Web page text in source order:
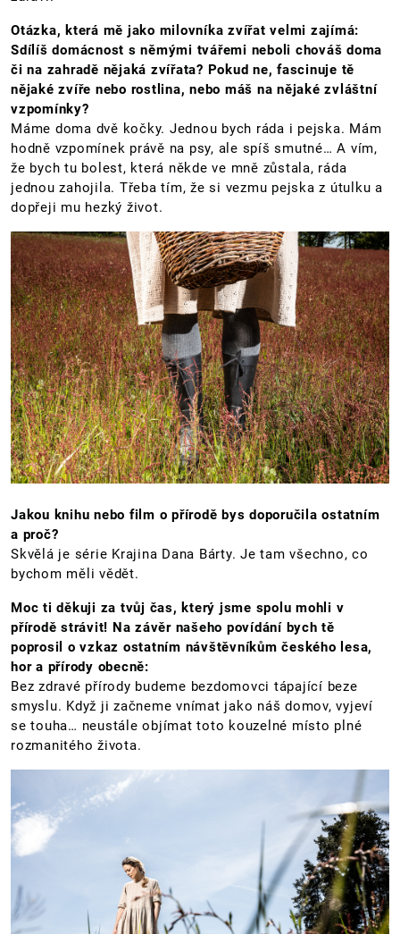
Otázka, která mě jako milovníka zvířat velmi zajímá:
Sdílíš domácnost s němými tvářemi neboli chováš doma
či na zahradě nějaká zvířata? Pokud ne, fascinuje tě
nějaké zvíře nebo rostlina, nebo máš na nějaké zvláštní
vzpomínky?
Máme doma dvě kočky. Jednou bych ráda i pejska. Mám
hodně vzpomínek právě na psy, ale spíš smutné… A vím,
že bych tu bolest, která někde ve mně zůstala, ráda
jednou zahojila. Třeba tím, že si vezmu pejska z útulku a
dopřeji mu hezký život.
Jakou knihu nebo film o přírodě bys doporučila ostatním
a proč?
Skvělá je série Krajina Dana Bárty. Je tam všechno, co
bychom měli vědět.
Moc ti děkuji za tvůj čas, který jsme spolu mohli v
přírodě strávit! Na závěr našeho povídání bych tě
poprosil o vzkaz ostatním návštěvníkům českého lesa,
hor a přírody obecně:
Bez zdravé přírody budeme bezdomovci tápající beze
smyslu. Když ji začneme vnímat jako náš domov, vyjeví
se touha… neustále objímat toto kouzelné místo plné
rozmanitého života.